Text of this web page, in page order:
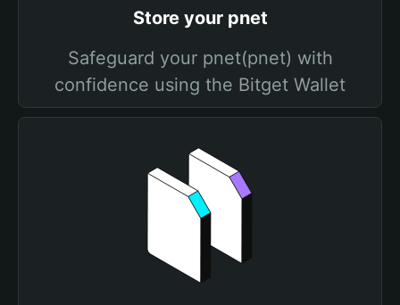
Store your pnet
Safeguard your pnet(pnet) with
confidence using the Bitget Wallet